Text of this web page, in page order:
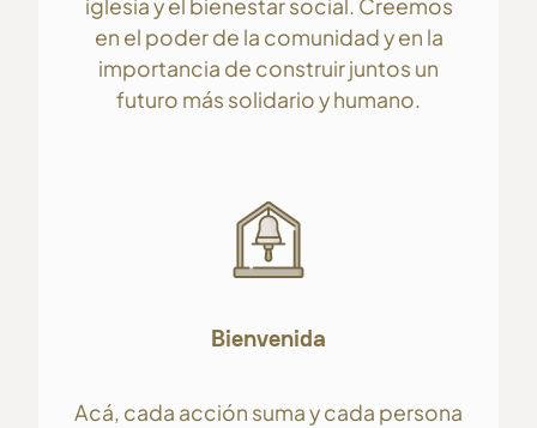
iglesia y el bienestar social. Creemos
en el poder de la comunidad y en la
importancia de construir juntos un
futuro más solidario y humano.
Bienvenida
Acá, cada acción suma y cada persona